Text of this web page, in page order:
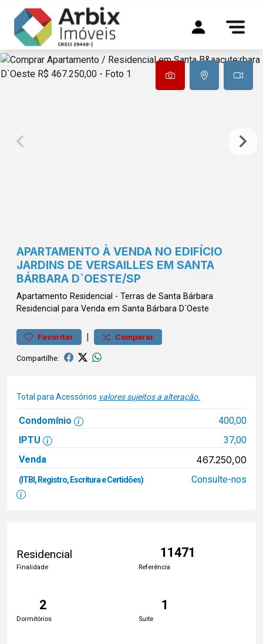
APARTAMENTO À VENDA NO EDIFÍCIO
JARDINS DE VERSAILLES EM SANTA
BÁRBARA D`OESTE/SP
Apartamento Residencial - Terras de Santa Bárbara
Residencial para Venda em Santa Bárbara D`Oeste
Favoritar | Comparar
Compartilhe:
Total para Acessórios valores sujeitos a alteração.
Condomínio
400,00
IPTU
37,00
Venda
467.250,00
(ITBI, Registro, Escritura e Certidões) Consulte-nos
Residencial
Finalidade
11471
Referência
2
Dormitórios
1
Suite